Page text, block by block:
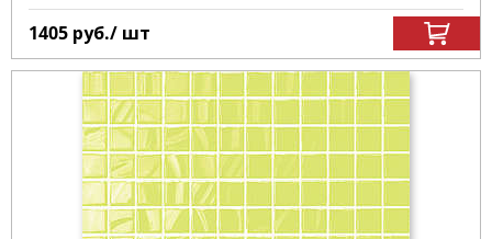
1405 руб./ шт